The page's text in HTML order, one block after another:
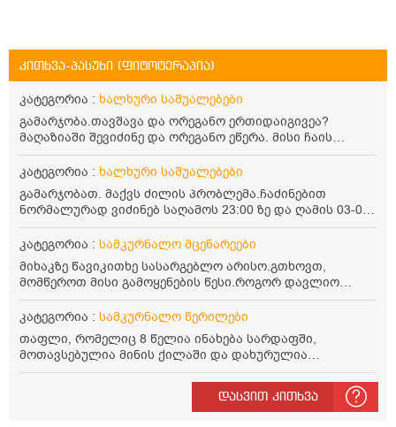
კითხვა-პასუხი (ფიტოტერაპია)
კატეგორია : ხალხური საშუალებები
გამარჯობა.თავშავა და ორეგანო ერთიდაიგივეა?
მაღაზიაში შევიძინე და ორეგანო ეწერა. მისი ჩაის
დალევის წესი მაინტერესებს.რისთვის არის კარგი?
წავიკითხე რომ: 1 ჭიქა თბილ წყალში ჩავყაროთ 1 ჩაის
კოვზი დაქუცმაცებული და გამხმარი ორეგანო და
გავაჩეროთ 10-15 წუთი, მივიღოთო ჭამიდან 1-2 საათში.
მიზანი: ანტიოქსიდანტური და ანთების საწინააღმდეგო
თვისება. სწორია ეს ინფორმაცია? უკუჩვენება რა აქვს
და ბრონქულ ასთმას თუ შველის ორეგანოს ჩაი?
კატეგორია : ხალხური საშუალებები
გამარჯობათ. მაქვს ძილის პრობლემა.ჩაძინებით
ნორმალურად ვიძინებ საღამოს 23:00 ზე და ღამის 03-00
ან 04:00 საათზე მეღვიძება და მერე ვერ ვიძინებ
ვერაფრით.რამე ხალხური საშუალება თუ არის ამ
პრობლემის მოსაგვარებლად
კატეგორია : სამკურნალო მცენარეები
მიხაკზე წავიკითხე სასარგებლო არისო.გთხოვთ,
მომწეროთ მისი გამოყენების წესი.როგორ დავლიო
მიხაკის ჩაი. ასევე მაინტერესებს ლეიკოციტები მაქვს
ოდნავ დაბალი და წავიკითხე ლეიკოციტების დონეს
კატეგორია : სამკურნალო წერილები
თაფლი, რომელიც 8 წელია ინახება სარდაფში,
მოთავსებულია მინის ქილაში და დახურულია
პლასტმასის სახურავით. ექნება თუ არა შენარჩუნებული
სასარგებლო თვისებები და შეიძლება თუ არა მისი
დასვით კითხვა